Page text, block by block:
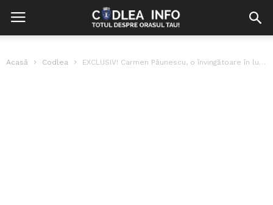
Acasă Codlea EXCLUSIV! Carmen Păunescu, o învingătoare în lupta cu kilogramele